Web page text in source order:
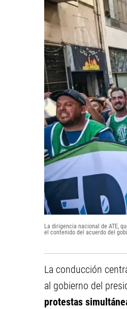
La dirigencia nacional de ATE,
el contenido del acuerdo del
La conducción
al gobierno del
protestas